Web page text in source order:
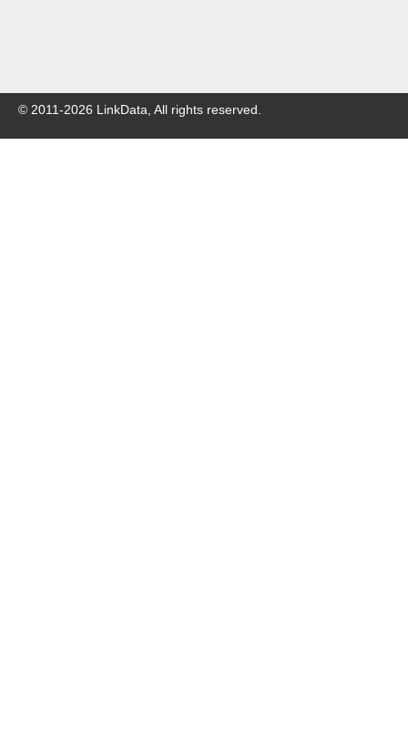
© 2011-2026 LinkData, All rights reserved.